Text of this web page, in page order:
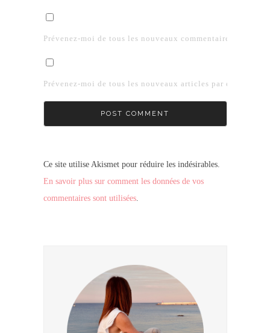
Prévenez-moi de tous les nouveaux commentaires par e-
Prévenez-moi de tous les nouveaux articles par e-mail.
Ce site utilise Akismet pour réduire les indésirables.
En savoir plus sur comment les données de vos
commentaires sont utilisées.